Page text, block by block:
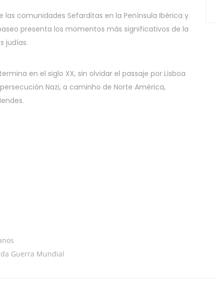
comunidades Sefarditas en la Península Ibérica y
presenta los momentos más significativos de la
judías.
en el siglo XX, sin olvidar el passaje por Lisboa
Nazi, a caminho de Norte América,
Guerra Mundial